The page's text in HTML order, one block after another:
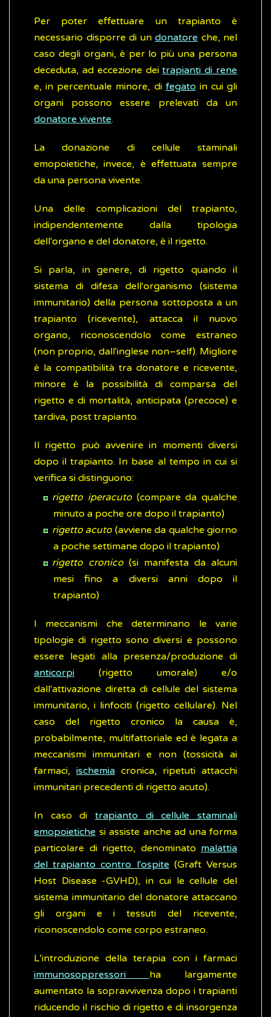
Per poter effettuare un trapianto è
necessario disporre di un donatore che, nel
caso degli organi, è per lo più una persona
deceduta, ad eccezione deitrapianti di rene
e, in percentuale minore, di fegato in cui gli
organi possono essere prelevati da un
donatore vivente.
La donazione di cellule staminali
emopoietiche, invece, è effettuata sempre
da una persona vivente.
Una delle complicazioni del trapianto,
indipendentemente dalla tipologia
dell'organo e del donatore, è il rigetto.
Si parla, in genere, di rigetto quando il
sistema di difesa dell'organismo (sistema
immunitario) della persona sottoposta a un
trapianto (ricevente), attacca il nuovo
organo, riconoscendolo come estraneo
(non proprio, dall'inglese non–self). Migliore
è la compatibilità tra donatore e ricevente,
minore è la possibilità di comparsa del
rigetto e di mortalità, anticipata (precoce) e
tardiva, post trapianto.
Il rigetto può avvenire in momenti diversi
dopo il trapianto. In base al tempo in cui si
verifica si distinguono:
rigetto iperacuto(compare da qualche
minuto a poche ore dopo il trapianto)
rigetto acuto(avviene da qualche giorno
a poche settimane dopo il trapianto)
rigetto cronico(si manifesta da alcuni
mesi fino a diversi anni dopo il
trapianto)
I meccanismi che determinano le varie
tipologie di rigetto sono diversi e possono
essere legati alla presenza/produzione di
anticorpi (rigetto umorale) e/o
dall'attivazione diretta di cellule del sistema
immunitario, i linfociti (rigetto cellulare). Nel
caso del rigetto cronico la causa è,
probabilmente, multifattoriale ed è legata a
meccanismi immunitari e non (tossicità ai
farmaci, ischemia cronica, ripetuti attacchi
immunitari precedenti di rigetto acuto).
In caso di trapianto di cellule staminali
emopoietiche si assiste anche ad una forma
particolare di rigetto, denominato malattia
del trapianto contro l'ospite (Graft Versus
Host Disease -GVHD), in cui le cellule del
sistema immunitario del donatore attaccano
gli organi e i tessuti del ricevente,
riconoscendolo come corpo estraneo.
L’introduzione della terapia con i farmaci
immunosoppressori ha largamente
aumentato la sopravvivenza dopo i trapianti
riducendo il rischio di rigetto e di insorgenza